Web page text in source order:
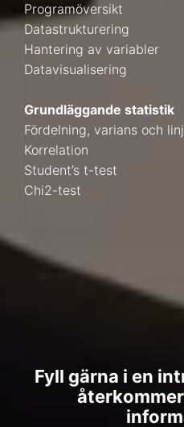
Programöversikt
Datastrukturering
Hantering av variabler
Datavisualisering
Grundläggande statistik
Fördelning, varians och
Korrelation
Student’s t-test
Chi2-test
Fyll gärna i en